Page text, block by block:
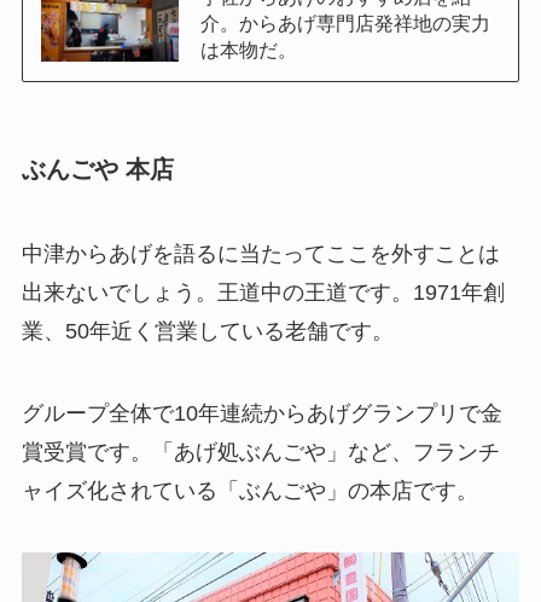
介。からあげ専門店発祥地の実力
は本物だ。
ぶんごや 本店
中津からあげを語るに当たってここを外すことは
出来ないでしょう。王道中の王道です。1971年創
業、50年近く営業している老舗です。
グループ全体で10年連続からあげグランプリで金
賞受賞です。「あげ処ぶんごや」など、フランチ
ャイズ化されている「ぶんごや」の本店です。